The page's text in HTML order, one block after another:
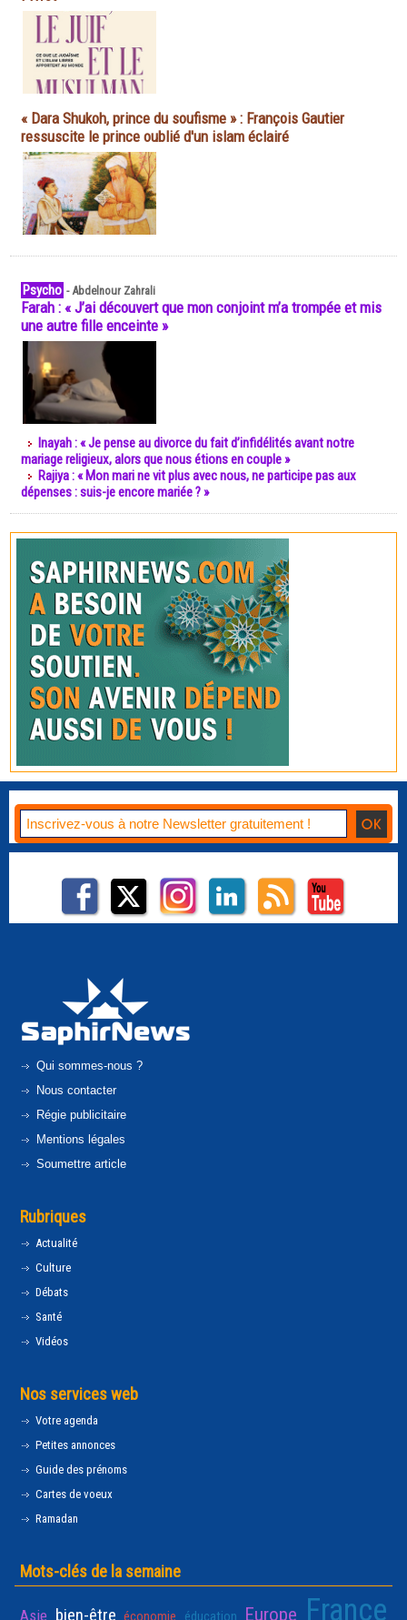
« Dara Shukoh, prince du soufisme » : François Gautier
ressuscite le prince oublié d'un islam éclairé
Psycho -Abdelnour Zahrali
Farah : « J’ai découvert que mon conjoint m’a trompée et mis
une autre fille enceinte »
Inayah : « Je pense au divorce du fait d’infidélités avant notre
mariage religieux, alors que nous étions en couple »
Rajiya : « Mon mari ne vit plus avec nous, ne participe pas aux
dépenses : suis-je encore mariée ? »
Qui sommes-nous ?
Nous contacter
Régie publicitaire
Mentions légales
Soumettre article
Rubriques
Actualité
Culture
Débats
Santé
Vidéos
Nos services web
Votre agenda
Petites annonces
Guide des prénoms
Cartes de voeux
Ramadan
Mots-clés de la semaine
Asie bien-être économie éducation Europe France